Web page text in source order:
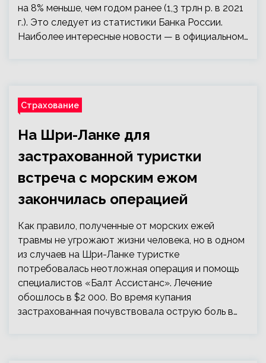
на 8% меньше, чем годом ранее (1,3 трлн р. в 2021
г.). Это следует из статистики Банка России.
Наиболее интересные новости — в официальном…
Страхование
На Шри-Ланке для
застрахованной туристки
встреча с морским ежом
закончилась операцией
Как правило, полученные от морских ежей
травмы не угрожают жизни человека, но в одном
из случаев на Шри-Ланке туристке
потребовалась неотложная операция и помощь
специалистов «Балт Ассистанс». Лечение
обошлось в $2 000. Во время купания
застрахованная почувствовала острую боль в…